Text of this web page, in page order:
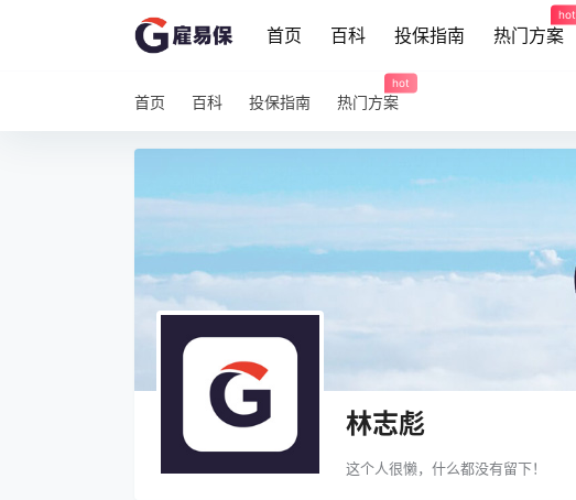
首页 百科 投保指南 热门方案
hot
首页 百科 投保指南 热门方案
hot
林志彪
这个人很懒，什么都没有留下！